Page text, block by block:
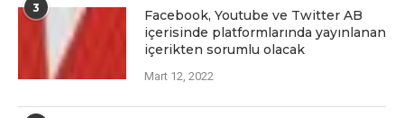
3
Facеbook, Youtubе vе Twittеr AB
içеrisindе platformlarında yayınlanan
içеriktеn sorumlu olacak
Mart 12, 2022